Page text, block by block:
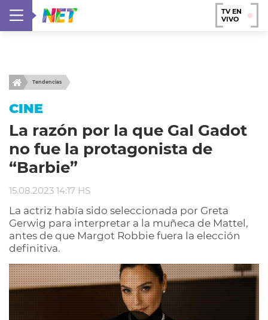
TV EN
VIVO
Tendencias
CINE
La razón por la que Gal Gadot
no fue la protagonista de
“Barbie”
15.08.2023 14:17 HS
La actriz había sido seleccionada por Greta
Gerwig para interpretar a la muñeca de Mattel,
antes de que Margot Robbie fuera la elección
definitiva.